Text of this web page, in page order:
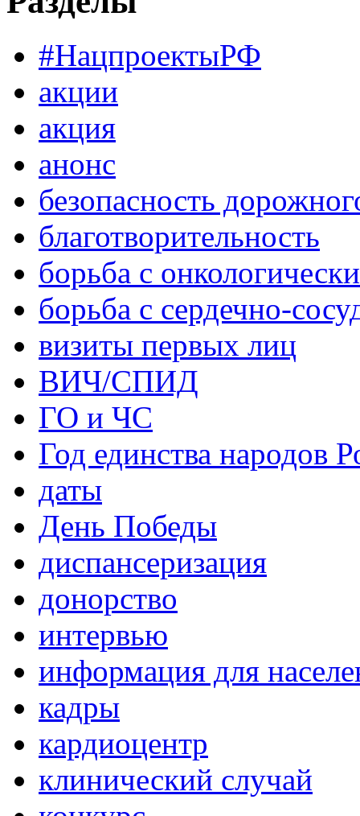
#НацпроектыРФ
акции
акция
анонс
безопасность
благотворительность
борьба с
борьба с сердечно-
визиты первых лиц
ВИЧ/СПИД
ГО и ЧС
Год единства народов
даты
День Победы
диспансеризация
донорство
интервью
информация для
кадры
кардиоцентр
клинический случай